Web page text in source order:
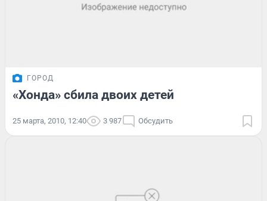
ГОРОД
«Хонда» сбила двоих детей
25 марта, 2010, 12:40 3 987 Обсудить